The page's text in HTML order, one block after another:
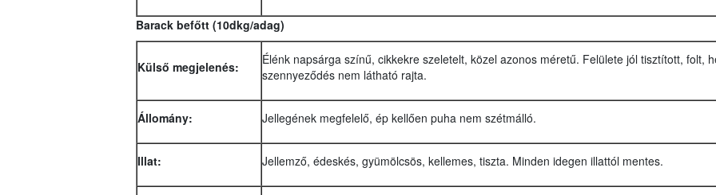
Barack befőtt (10dkg/adag)
Külső megjelenés:
Élénk napsárga színű, cikkekre szeletelt, közel azonos méretű. Felülete jól tisztított, folt,
szennyeződés nem látható rajta.
Állomány: Jellegének megfelelő, ép kellően puha nem szétmálló.
Illat: Jellemző, édeskés, gyümölcsös, kellemes, tiszta. Minden idegen illattól mentes.